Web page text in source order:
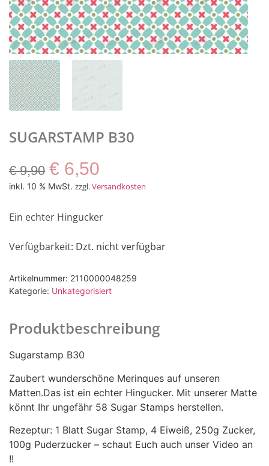
SUGARSTAMP B30
€9,90 € 6,50
inkl. 10 % MwSt. zzgl.Versandkosten
Ein echter Hingucker
Verfügbarkeit: Dzt. nicht verfügbar
Artikelnummer: 2110000048259
Kategorie: Unkategorisiert
Produktbeschreibung
Sugarstamp B30
Zaubert wunderschöne Merinques auf unseren
Matten.Das ist ein echter Hingucker. Mit unserer Matte
könnt Ihr ungefähr 58 Sugar Stamps herstellen.
Rezeptur: 1 Blatt Sugar Stamp, 4 Eiweiß, 250g Zucker,
100g Puderzucker – schaut Euch auch unser Video an
!!